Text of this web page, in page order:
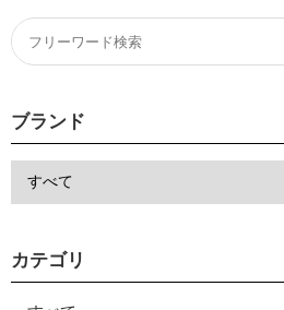
ブランド
カテゴリ